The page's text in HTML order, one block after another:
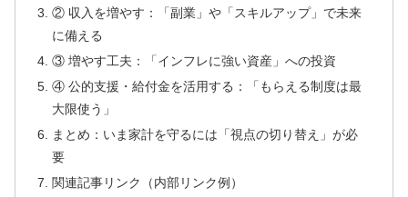
② 収入を増やす：「副業」や「スキルアップ」で未来
に備える
③ 増やす工夫：「インフレに強い資産」への投資
④ 公的支援・給付金を活用する：「もらえる制度は最
大限使う」
まとめ：いま家計を守るには「視点の切り替え」が必
要
関連記事リンク（内部リンク例）